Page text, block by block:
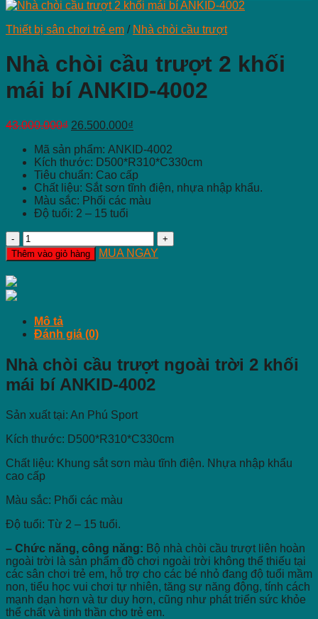
Thiết bị sân chơi trẻ em / Nhà chòi cầu trượt
Nhà chòi cầu trượt 2 khối
mái bí ANKID-4002
43.000.000₫ 26.500.000₫
Mã sản phẩm: ANKID-4002
Kích thước: D500*R310*C330cm
Tiêu chuẩn: Cao cấp
Chất liệu: Sắt sơn tĩnh điện, nhựa nhập khẩu.
Màu sắc: Phối các màu
Độ tuổi: 2 – 15 tuổi
Nhà
chòi
cầu
bí
ANKID-
số
lượng
Thêm vào giỏ hàng MUA NGAY
Mô tả
Đánh giá (0)
Nhà chòi cầu trượt ngoài trời 2 khối
mái bí ANKID-4002
Sản xuất tại: An Phú Sport
Kích thước: D500*R310*C330cm
Chất liệu: Khung sắt sơn màu tĩnh điện. Nhựa nhập khẩu
cao cấp
Màu sắc: Phối các màu
Độ tuổi: Từ 2 – 15 tuổi.
– Chức năng, công năng: Bộ nhà chòi cầu trượt liên hoàn
ngoài trời là sản phẩm đồ chơi ngoài trời không thể thiếu tại
các sân chơi trẻ em, hỗ trợ cho các bé nhỏ đang độ tuổi mầm
non, tiểu học vui chơi tự nhiên, tăng sự năng động, tính cách
mạnh dạn hơn và tư duy hơn, cũng như phát triển sức khỏe
thể chất và tinh thần cho trẻ em.